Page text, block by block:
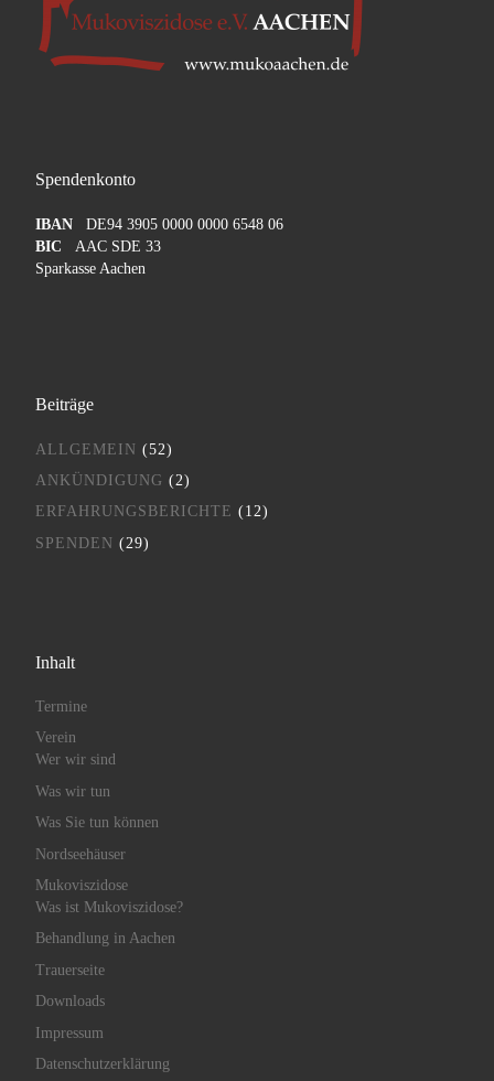
Spendenkonto
IBANDE94 3905 0000 0000 6548 06
BIC AAC SDE 33
Sparkasse Aachen
Beiträge
ALLGEMEIN (52)
ANKÜNDIGUNG (2)
ERFAHRUNGSBERICHTE (12)
SPENDEN (29)
Inhalt
Termine
Verein
Wer wir sind
Was wir tun
Was Sie tun können
Nordseehäuser
Mukoviszidose
Was ist Mukoviszidose?
Behandlung in Aachen
Trauerseite
Downloads
Impressum
Datenschutzerklärung